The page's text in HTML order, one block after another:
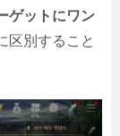
ゲットにワン
区別すること